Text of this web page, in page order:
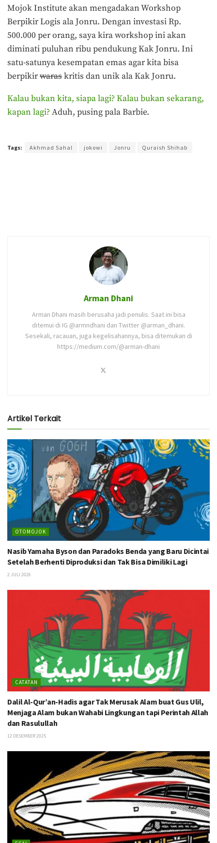
Mojok Institute akan mengadakan Workshop
Berpikir Logis ala Jonru. Dengan investasi Rp.
500.000 per orang, saya kira workshop ini akan
diminati puluhan ribu pendukung Kak Jonru. Ini
satu-satunya kesempatan emas agar kita bisa
berpikirwaraskritis dan unik ala Kak Jonru.
Kalau bukan kita, siapa lagi? Kalau bukan sekarang,
kapan lagi?Aduh, pusing pala Barbie.
Tags: Akhmad Sahal jokowi Jonru Quraish Shihab
Arman Dhani
Arman Dhani masih berusaha jadi penulis. Saat ini bisa
ditemui di IG @armndhani dan Twitter @arman_dhani.
Sesekali, racauan, juga kegelisahannya, bisa ditemukan di
https://medium.com/@arman-dhani
Artikel Terkait
OTOMOJOK
Nasib Yamaha Byson dan Paradoks Benda yang Baru Dicintai
Setelah Berhenti Diproduksi dan Tak Bisa Dimiliki Lagi
2 JULI 2026
CATATAN
Dalil Al-Qur’an-Hadis agar Tak Merusak Alam buat Gus Ulil,
Menjaga Alam bukan Wahabi Lingkungan tapi Perintah Allah
dan Rasulullah
12 DESEMBER 2025